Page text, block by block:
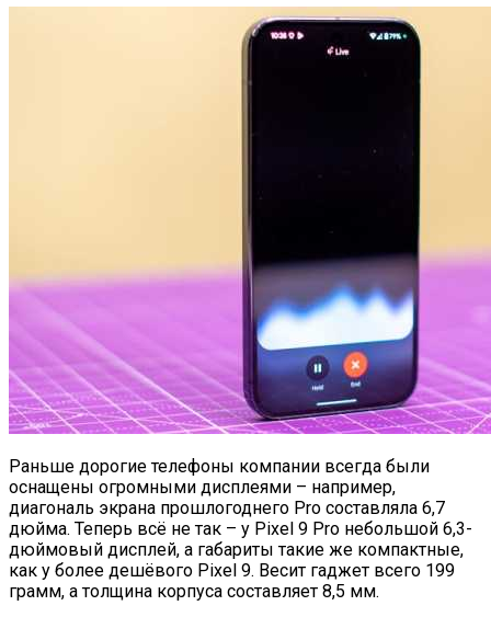
Раньше дорогие телефоны компании всегда были
оснащены огромными дисплеями – например,
диагональ экрана прошлогоднего Pro составляла 6,7
дюйма. Теперь всё не так – у Pixel 9 Pro небольшой 6,3-
дюймовый дисплей, а габариты такие же компактные,
как у более дешёвого Pixel 9. Весит гаджет всего 199
грамм, а толщина корпуса составляет 8,5 мм.